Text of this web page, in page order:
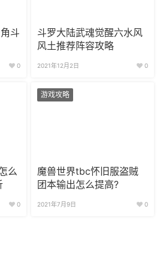
斗
0
斗罗大陆武魂觉醒六水风
风土推荐阵容攻略
2021年12月2日 0
么
0
游戏攻略
魔兽世界tbc怀旧服盗贼
团本输出怎么提高?
2021年7月9日 0